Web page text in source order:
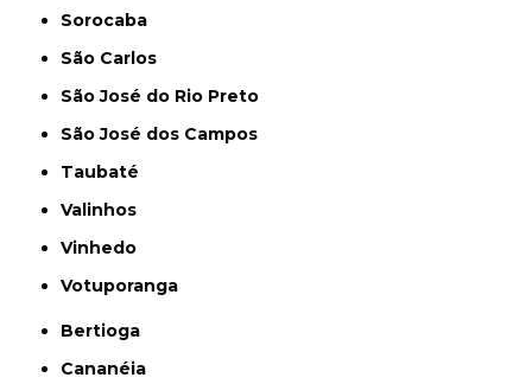
Sorocaba
São Carlos
São José do Rio Preto
São José dos Campos
Taubaté
Valinhos
Vinhedo
Votuporanga
Bertioga
Cananéia